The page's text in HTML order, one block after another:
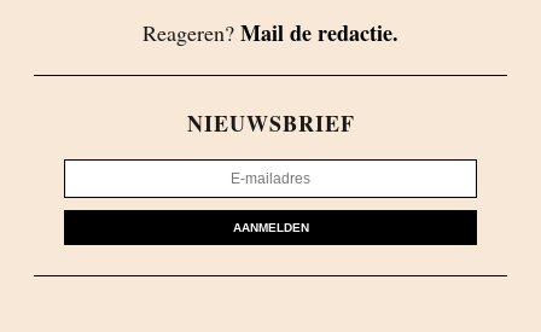
Reageren? Mail de redactie.
NIEUWSBRIEF
AANMELDEN